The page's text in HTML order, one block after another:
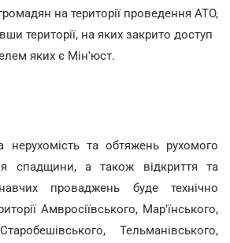
на території проведення АТО,
території, на яких закрито доступ
яких є Мін'юст.
нерухомість та обтяжень рухомого
спадщини, а також відкриття та
проваджень буде технічно
Амвросіївського, Мар'їнського,
Тельманівського,